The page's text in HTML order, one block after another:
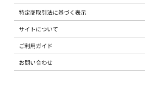
特定商取引法に基づく表示
サイトについて
ご利用ガイド
お問い合わせ